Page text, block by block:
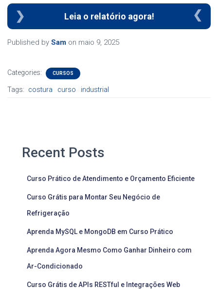
Leia o relatório agora!
Published by Sam on maio 9, 2025
Categories: CURSOS
Tags: costura curso industrial
Recent Posts
Curso Prático de Atendimento e Orçamento Eficiente
Curso Grátis para Montar Seu Negócio de
Refrigeração
Aprenda MySQL e MongoDB em Curso Prático
Aprenda Agora Mesmo Como Ganhar Dinheiro com
Ar-Condicionado
Curso Grátis de APIs RESTful e Integrações Web